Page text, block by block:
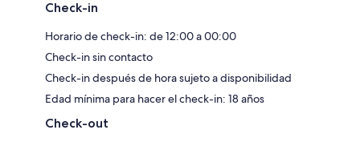
Check-in
Horario de check-in: de 12:00 a 00:00
Check-in sin contacto
Check-in después de hora sujeto a disponibilidad
Edad mínima para hacer el check-in: 18 años
Check-out